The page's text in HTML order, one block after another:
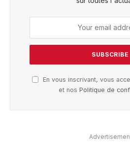
En vous inscrivant, vous
et nos Politique de